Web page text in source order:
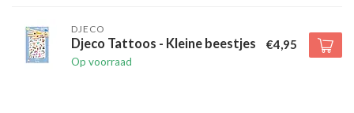
DJECO
Djeco Tattoos - Kleine beestjes
Op voorraad
€4,95